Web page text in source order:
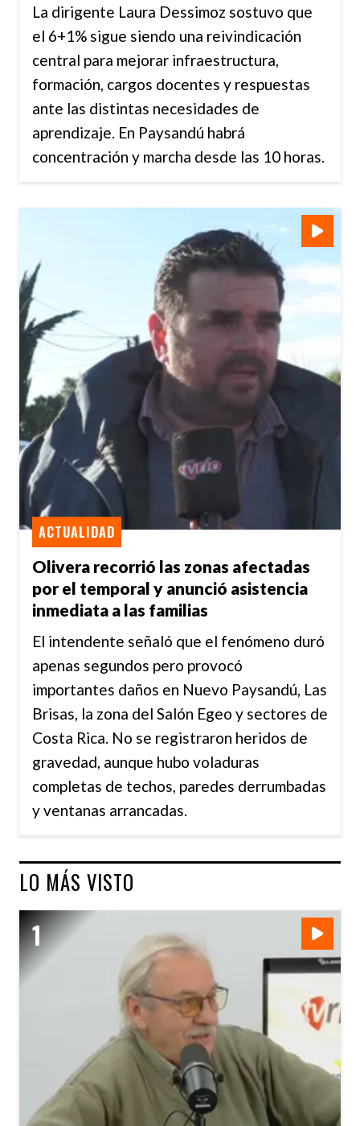
La dirigente Laura Dessimoz sostuvo que
el 6+1% sigue siendo una reivindicación
central para mejorar infraestructura,
formación, cargos docentes y respuestas
ante las distintas necesidades de
aprendizaje. En Paysandú habrá
concentración y marcha desde las 10 horas.
Olivera recorrió las zonas afectadas
por el temporal y anunció asistencia
inmediata a las familias
ACTUALIDAD
El intendente señaló que el fenómeno duró
apenas segundos pero provocó
importantes daños en Nuevo Paysandú, Las
Brisas, la zona del Salón Egeo y sectores de
Costa Rica. No se registraron heridos de
gravedad, aunque hubo voladuras
completas de techos, paredes derrumbadas
y ventanas arrancadas.
LO MÁS VISTO